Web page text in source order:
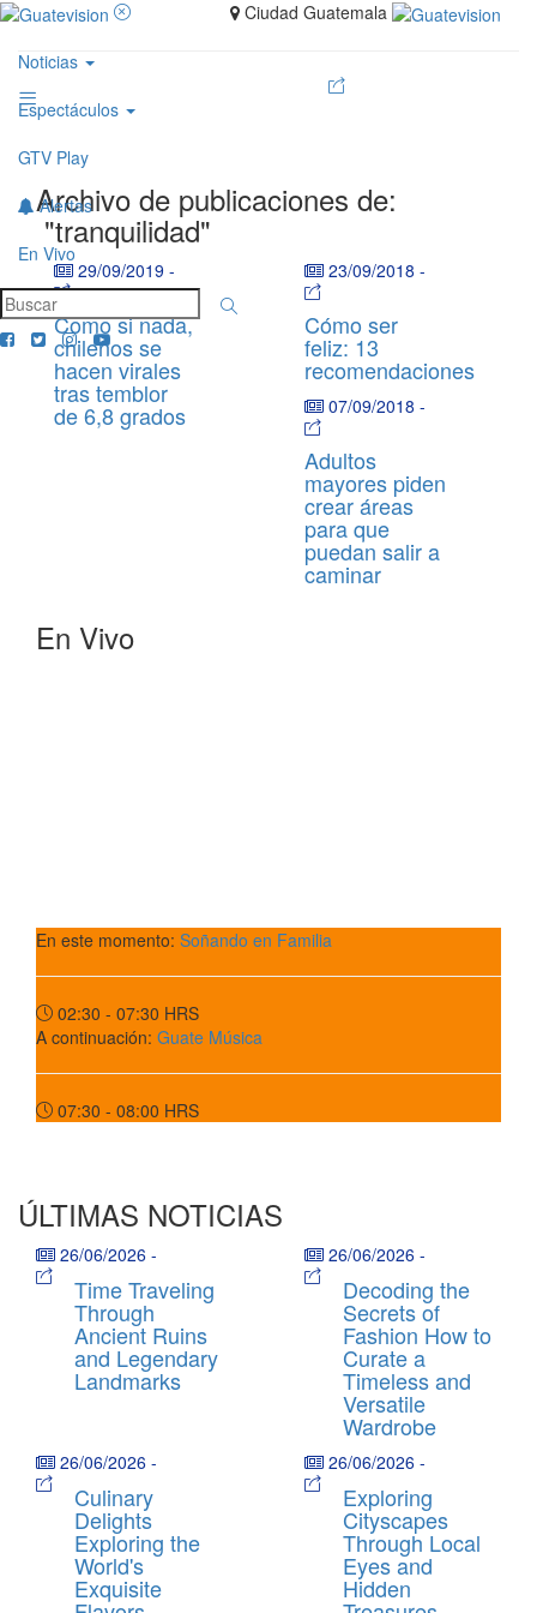
Noticias
Espectáculos
GTV Play
Alertas
En Vivo
Ciudad Guatemala
Archivo de publicaciones de:
"tranquilidad"
29/09/2019 -
Como si nada,
chilenos se
hacen virales
tras temblor
de 6,8 grados
23/09/2018 -
Cómo ser
feliz: 13
recomendaciones
07/09/2018 -
Adultos
mayores piden
crear áreas
para que
puedan salir a
caminar
En Vivo
En este momento: Soñando en Familia
02:30 - 07:30 HRS
A continuación: Guate Música
07:30 - 08:00 HRS
ÚLTIMAS NOTICIAS
26/06/2026 -
Time Traveling
Through
Ancient Ruins
and Legendary
Landmarks
26/06/2026 -
Decoding the
Secrets of
Fashion How to
Curate a
Timeless and
Versatile
Wardrobe
26/06/2026 -
Culinary
Delights
Exploring the
World's
Exquisite
26/06/2026 -
Exploring
Cityscapes
Through Local
Eyes and
Hidden